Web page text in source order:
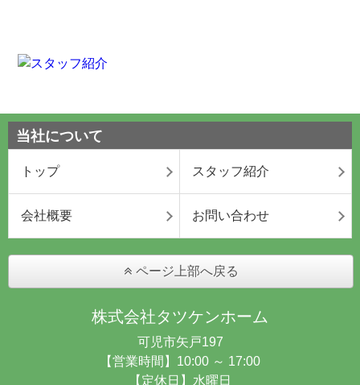
当社について
トップ スタッフ紹介
会社概要 お問い合わせ
ページ上部へ戻る
株式会社タツケンホーム
可児市矢戸197
【営業時間】10:00 ～ 17:00
【定休日】水曜日